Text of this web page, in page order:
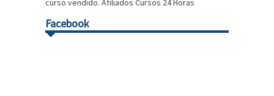
curso vendido. Afiliados Cursos 24 Horas
Facebook